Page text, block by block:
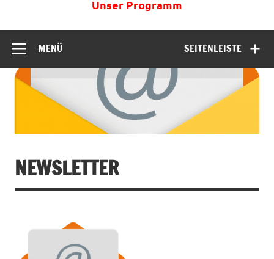
Unser Programm
SEITENLEISTE
MENÜ
NEWSLETTER